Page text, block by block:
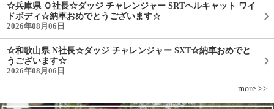
☆兵庫県 Ｏ社長☆ダッジ チャレンジャー SRTヘルキャット ワイ
ドボディ☆納車おめでとうございます☆
2026年08月06日
☆和歌山県 N社長☆ダッジ チャレンジャー SXT☆納車おめでと
うございます☆
2026年08月06日
more >>